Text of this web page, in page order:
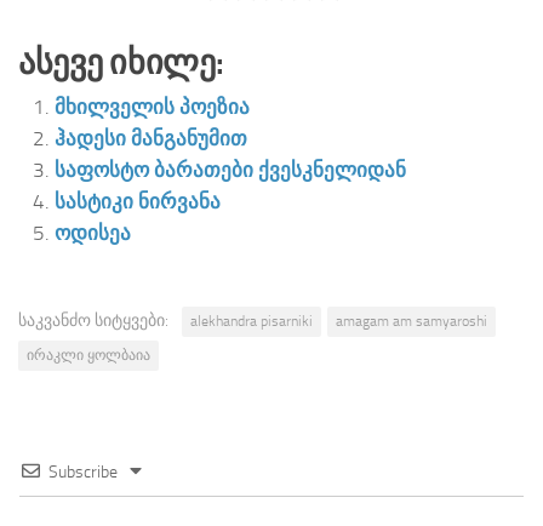
Ასევე Იხილე:
მხილველის პოეზია
ჰადესი მანგანუმით
საფოსტო ბარათები ქვესკნელიდან
სასტიკი ნირვანა
ოდისეა
საკვანძო სიტყვები: alekhandra pisarniki
amagam am samyaroshi
ირაკლი ყოლბაია
Subscribe